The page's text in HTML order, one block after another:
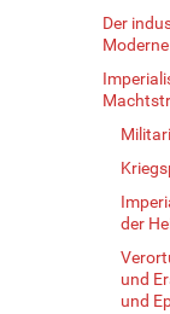
Der
Moderne
der
und
und